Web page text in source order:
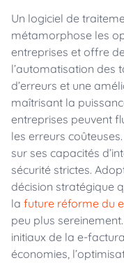
Un logiciel de
métamorphose les
entreprises et offre
l’automatisation des
d’erreurs et une
maîtrisant la
entreprises peuvent
les erreurs
sur ses capacités
sécurité strictes.
décision stratégique
la future réforme du
peu plus
initiaux de la e-
économies,